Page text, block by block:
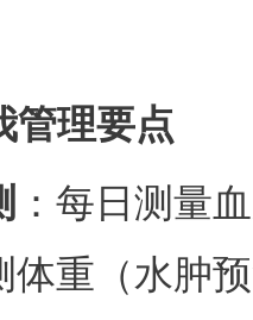
管理要点
：每日测量
体重（水肿